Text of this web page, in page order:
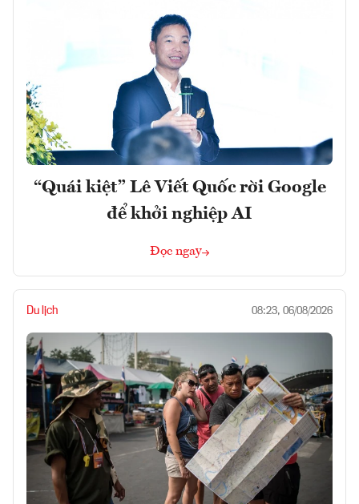
“Quái kiệt” Lê Viết Quốc rời Google
để khởi nghiệp AI
Đọc ngay
Du lịch 08:23, 06/08/2026